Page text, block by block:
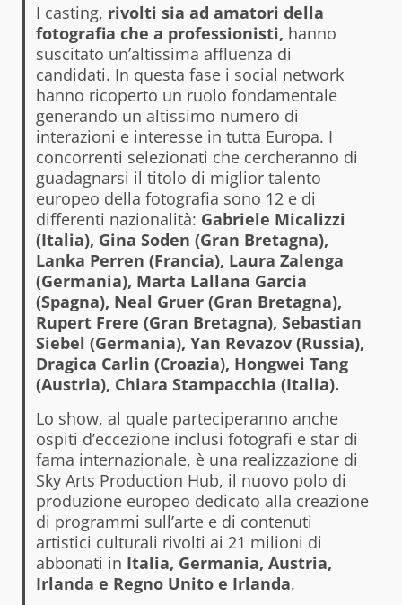
I casting, rivolti sia ad amatori della
fotografia che a professionisti, hanno
suscitato un’altissima affluenza di
candidati. In questa fase i social network
hanno ricoperto un ruolo fondamentale
generando un altissimo numero di
interazioni e interesse in tutta Europa. I
concorrenti selezionati che cercheranno di
guadagnarsi il titolo di miglior talento
europeo della fotografia sono 12 e di
differenti nazionalità: Gabriele Micalizzi
(Italia), Gina Soden (Gran Bretagna),
Lanka Perren (Francia), Laura Zalenga
(Germania), Marta Lallana Garcia
(Spagna), Neal Gruer (Gran Bretagna),
Rupert Frere (Gran Bretagna), Sebastian
Siebel (Germania), Yan Revazov (Russia),
Dragica Carlin (Croazia), Hongwei Tang
(Austria), Chiara Stampacchia (Italia).
Lo show, al quale parteciperanno anche
ospiti d’eccezione inclusi fotografi e star di
fama internazionale, è una realizzazione di
Sky Arts Production Hub, il nuovo polo di
produzione europeo dedicato alla creazione
di programmi sull’arte e di contenuti
artistici culturali rivolti ai 21 milioni di
abbonati in Italia, Germania, Austria,
Irlanda e Regno Unito e Irlanda.